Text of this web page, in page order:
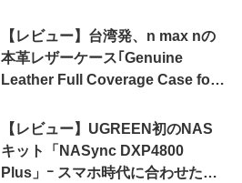
【レビュー】台湾発、n max nの
本革レザーケース｢Genuine
Leather Full Coverage Case for
【レビュー】UGREEN初のNAS
キット「NASync DXP4800
Plus」ｰ スマホ時代に合わせた設